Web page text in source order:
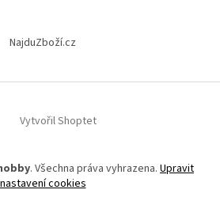
NajduZboží.cz
Vytvořil Shoptet
. Všechna práva vyhrazena. Upravit
nastavení cookies